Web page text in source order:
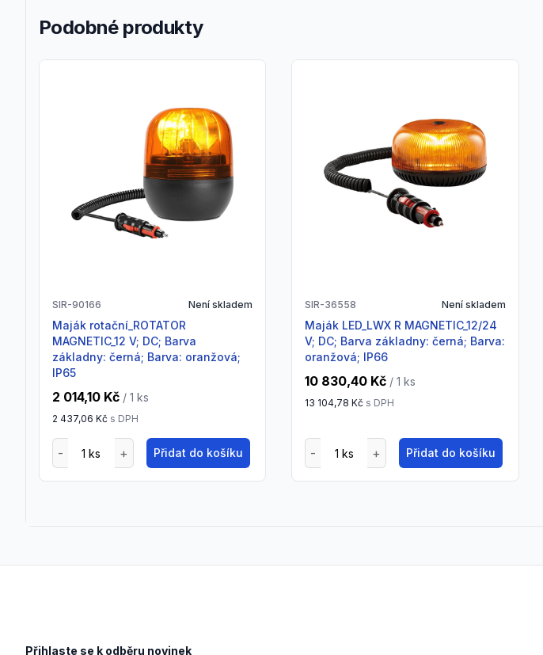
Podobné produkty
SIR-90166 Není skladem
Maják rotační_ROTATOR
MAGNETIC_12 V; DC; Barva
základny: černá; Barva: oranžová;
IP65
2 014,10 Kč / 1 ks
2 437,06 Kč s DPH
Přidat do košíku
SIR-36558 Není skladem
Maják LED_LWX R MAGNETIC_12/24
V; DC; Barva základny: černá; Barva:
oranžová; IP66
10 830,40 Kč / 1 ks
13 104,78 Kč s DPH
Přidat do košíku
Přihlaste se k odběru novinek